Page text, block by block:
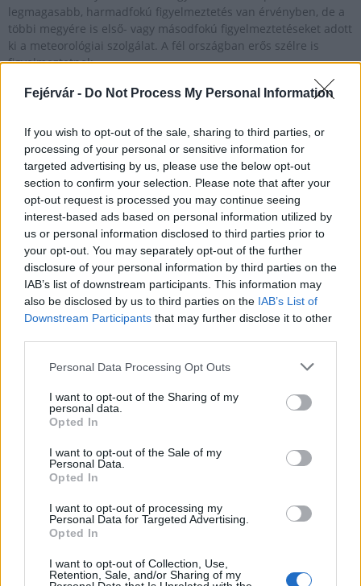
Fejérvár - Do Not Process My Personal Information
If you wish to opt-out of the sale, sharing to third parties, or
processing of your personal or sensitive information for
targeted advertising by us, please use the below opt-out
section to confirm your selection. Please note that after your
opt-out request is processed you may continue seeing
interest-based ads based on personal information utilized by
us or personal information disclosed to third parties prior to
your opt-out. You may separately opt-out of the further
disclosure of your personal information by third parties on the
IAB’s list of downstream participants. This information may
also be disclosed by us to third parties on the IAB’s List of
Downstream Participants that may further disclose it to other
Please note that this website/app uses one or more Google
not limited to your visit or usage behaviour. You may click to
grant or deny consent to Google and its third-party tags to
use your data for below specified purposes in below Google
consent section.
Personal Data Processing Opt Outs
I want to opt-out of the Sharing of my
personal data.
Opted In
I want to opt-out of the Sale of my
Personal Data.
Opted In
I want to opt-out of processing my
Personal Data for Targeted Advertising.
Opted In
I want to opt-out of Collection, Use,
Retention, Sale, and/or Sharing of my
legmagasabb, harmadfokú figyelmeztetés van érvényben, de a
többi megyére is első- vagy másodfokú figyelmeztetéseket adott
ki a meteorológiai szolgálat. A fél országban erős szélre is
figyelmeztetnek.
Martonvásár önkéntesei
2019.01.20
Aktuális
Január elsején új mérföldkőhöz érkezett a Martonvásári
Önkéntes Tűzoltó Egyesület. A szervezet a vállalt készenléti
Ráckeresztúr, Baracska és Gyúró közigazgatási területére, így a
hivatásos tűzoltó egységek nélkül, egyedül is végezhet
délután ünnepélyes beiktató rendezvényt a Fejér Megyei
Katasztrófavédelmi Igazgatóság a Brunszvik-Beethoven
Kulturális Központban.